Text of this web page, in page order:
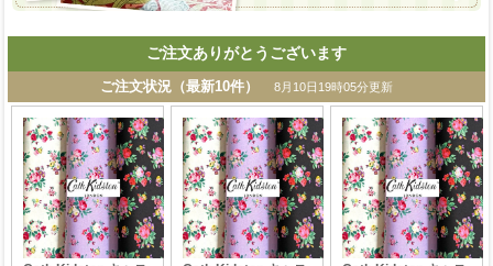
ご注文ありがとうございます